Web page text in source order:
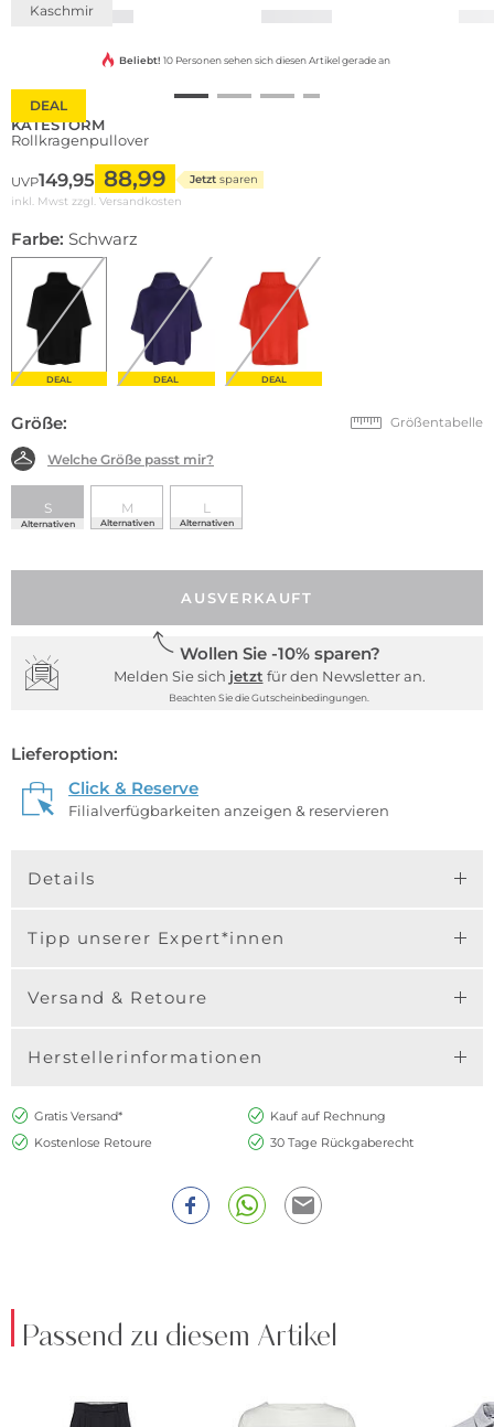
DEAL
Kaschmir
Beliebt! 10 Personen sehen sich diesen Artikel gerade an
KATESTORM
Rollkragenpullover
UVP149,95 88,99 Jetzt sparen
inkl. Mwst zzgl. Versandkosten
Farbe: Schwarz
DEAL DEAL DEAL
Größe: Größentabelle
Welche Größe passt mir?
S
Alternativen
M
Alternativen
L
Alternativen
AUSVERKAUFT
Wollen Sie -10% sparen?
Melden Sie sich jetzt für den Newsletter an.
Beachten Sie die Gutscheinbedingungen.
Lieferoption:
Click & Reserve
Filialverfügbarkeiten anzeigen & reservieren
Details
Tipp unserer Expert*innen
Versand & Retoure
Herstellerinformationen
Gratis Versand*
Kauf auf Rechnung
Kostenlose Retoure
30 Tage Rückgaberecht
Passend zu diesem Artikel